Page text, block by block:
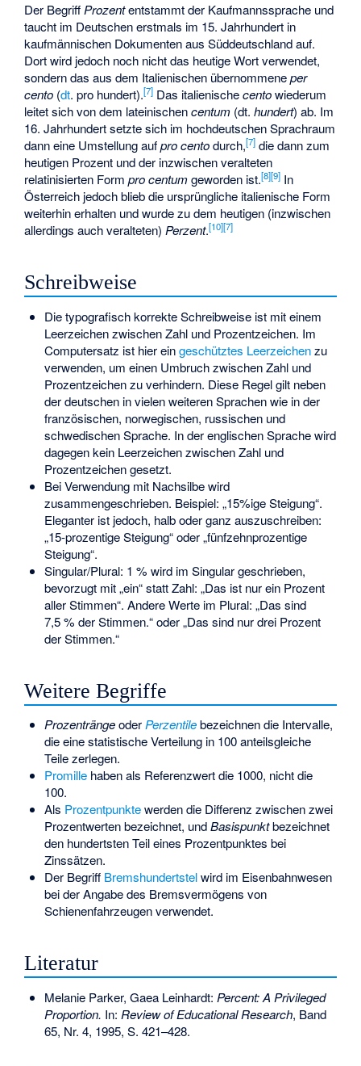
Der Begriff Prozententstammt der Kaufmannssprache und
taucht im Deutschen erstmals im 15. Jahrhundert in
kaufmännischen Dokumenten aus Süddeutschland auf.
Dort wird jedoch noch nicht das heutige Wort verwendet,
sondern das aus dem Italienischen übernommeneper
cento (dt. pro hundert).[7] Das italienischecentowiederum
leitet sich von dem lateinischencentum (dt.hundert) ab. Im
16. Jahrhundert setzte sich im hochdeutschen Sprachraum
dann eine Umstellung aufpro centodurch,[7] die dann zum
heutigen Prozent und der inzwischen veralteten
relatinisierten Formpro centum geworden ist.[8][9] In
Österreich jedoch blieb die ursprüngliche italienische Form
weiterhin erhalten und wurde zu dem heutigen (inzwischen
allerdings auch veralteten) Perzent.[10][7]
Schreibweise
Die typografisch korrekte Schreibweise ist mit einem
Leerzeichen zwischen Zahl und Prozentzeichen. Im
Computersatz ist hier eingeschütztes Leerzeichenzu
verwenden, um einen Umbruch zwischen Zahl und
Prozentzeichen zu verhindern. Diese Regel gilt neben
der deutschen in vielen weiteren Sprachen wie in der
französischen, norwegischen, russischen und
schwedischen Sprache. In der englischen Sprache wird
dagegen kein Leerzeichen zwischen Zahl und
Prozentzeichen gesetzt.
Bei Verwendung mit Nachsilbe wird
zusammengeschrieben. Beispiel: „15%ige Steigung“.
Eleganter ist jedoch, halb oder ganz auszuschreiben:
„15-prozentige Steigung“ oder „fünfzehnprozentige
Steigung“.
Singular/Plural: 1 % wird im Singular geschrieben,
bevorzugt mit „ein“ statt Zahl: „Das ist nur ein Prozent
aller Stimmen“. Andere Werte im Plural: „Das sind
7,5 % der Stimmen.“ oder „Das sind nur drei Prozent
der Stimmen.“
Weitere Begriffe
ProzenträngeoderPerzentilebezeichnen die Intervalle,
die eine statistische Verteilung in 100 anteilsgleiche
Teile zerlegen.
Promillehaben als Referenzwert die 1000, nicht die
100.
Als Prozentpunktewerden die Differenz zwischen zwei
Prozentwerten bezeichnet, undBasispunktbezeichnet
den hundertsten Teil eines Prozentpunktes bei
Zinssätzen.
Der Begriff Bremshundertstelwird im Eisenbahnwesen
bei der Angabe des Bremsvermögens von
Schienenfahrzeugen verwendet.
Literatur
Melanie Parker, Gaea Leinhardt: Percent: A Privileged
Proportion. In: Review of Educational Research, Band
65, Nr. 4, 1995, S. 421–428.